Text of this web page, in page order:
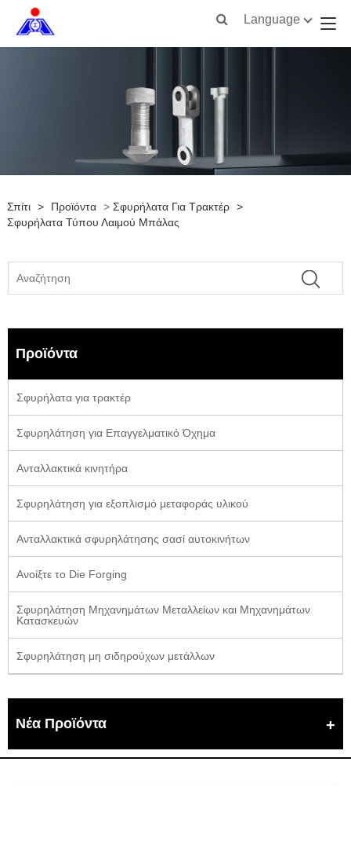
Language
Σπίτι > Προϊόντα > Σφυρήλατα Για Τρακτέρ >
Σφυρήλατα Τύπου Λαιμού Μπάλας
Προϊόντα
Σφυρήλατα για τρακτέρ
Σφυρηλάτηση για Επαγγελματικό Όχημα
Ανταλλακτικά κινητήρα
Σφυρηλάτηση για εξοπλισμό μεταφοράς υλικού
Ανταλλακτικά σφυρηλάτησης σασί αυτοκινήτων
Ανοίξτε το Die Forging
Σφυρηλάτηση Μηχανημάτων Μεταλλείων και Μηχανημάτων
Κατασκευών
Σφυρηλάτηση μη σιδηρούχων μετάλλων
Νέα Προϊόντα